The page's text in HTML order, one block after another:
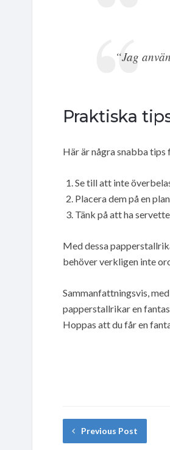
“Jag
Praktiska
Här är några snabba
Se till att inte
Placera dem på en
Tänk på att ha
Med dessa
behöver verkligen inte
Sammanfattningsvis,
papperstallrikar en
Hoppas att du får en
Previous Post